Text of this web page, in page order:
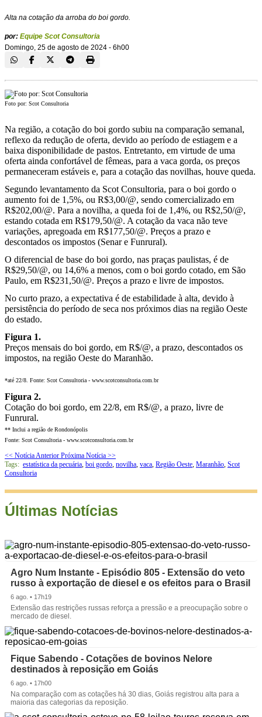
Alta na cotação da arroba do boi gordo.
por: Equipe Scot Consultoria
Domingo, 25 de agosto de 2024 - 6h00
Foto por: Scot Consultoria
Na região, a cotação do boi gordo subiu na comparação semanal,
reflexo da redução de oferta, devido ao período de estiagem e a
baixa disponibilidade de pastos. Entretanto, em virtude de uma
oferta ainda confortável de fêmeas, para a vaca gorda, os preços
permaneceram estáveis e, para a cotação das novilhas, houve queda.
Segundo levantamento da Scot Consultoria, para o boi gordo o
aumento foi de 1,5%, ou R$3,00/@, sendo comercializado em
R$202,00/@. Para a novilha, a queda foi de 1,4%, ou R$2,50/@,
estando cotada em R$179,50/@. A cotação da vaca não teve
variações, apregoada em R$177,50/@. Preços a prazo e
descontados os impostos (Senar e Funrural).
O diferencial de base do boi gordo, nas praças paulistas, é de
R$29,50/@, ou 14,6% a menos, com o boi gordo cotado, em São
Paulo, em R$231,50/@. Preços a prazo e livre de impostos.
No curto prazo, a expectativa é de estabilidade à alta, devido à
persistência do período de seca nos próximos dias na região Oeste
do estado.
Figura 1.
Preços mensais do boi gordo, em R$/@, a prazo, descontados os
impostos, na região Oeste do Maranhão.
*até 22/8. Fonte: Scot Consultoria - www.scotconsultoria.com.br
Figura 2.
Cotação do boi gordo, em 22/8, em R$/@, a prazo, livre de
Funrural.
** Inclui a região de Rondonópolis
Fonte: Scot Consultoria - www.scotconsultoria.com.br
<< Notícia Anterior Próxima Notícia >>
Tags: estatística da pecuária, boi gordo, novilha, vaca, Região Oeste, Maranhão, Scot
Consultoria
Últimas Notícias
Agro Num Instante - Episódio 805 - Extensão do veto
russo à exportação de diesel e os efeitos para o Brasil
6 ago. • 17h19
Extensão das restrições russas reforça a pressão e a preocupação sobre o
mercado de diesel.
Fique Sabendo - Cotações de bovinos Nelore
destinados à reposição em Goiás
6 ago. • 17h00
Na comparação com as cotações há 30 dias, Goiás registrou alta para a
maioria das categorias da reposição.